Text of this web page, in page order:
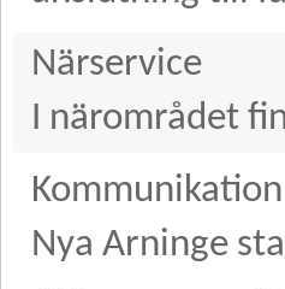
Närservice
I närområdet
Kommunikation
Nya Arninge